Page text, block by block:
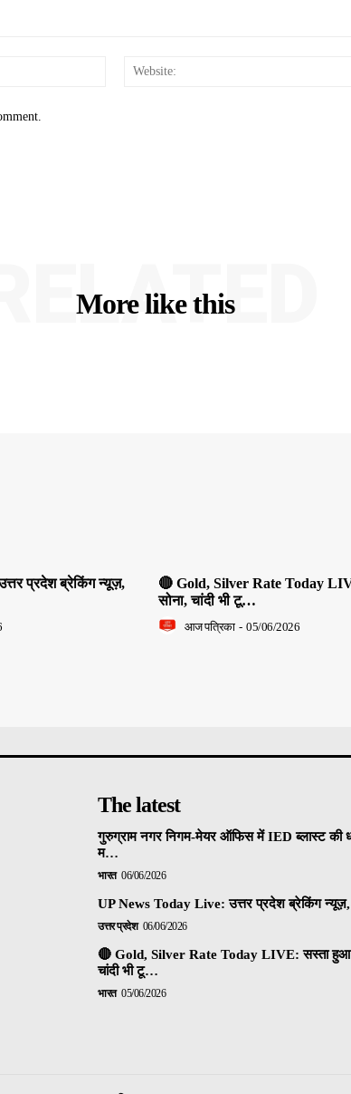
Email:*
More like this
RELATED
प्रदेश ब्रेकिंग न्यूज़,
🔴 Gold, Silver Rate Today
सोना, चांदी भी टू…
आज पत्रिका - 05/06/2026
The latest
गुरुग्राम नगर निगम-मेयर ऑफिस में IED ब्लास्ट की
म…
भारत 06/06/2026
UP News Today Live: उत्तर प्रदेश ब्रेकिंग
उत्तर प्रदेश 06/06/2026
🔴 Gold, Silver Rate Today LIVE: सस्ता हुआ
चांदी भी टू…
भारत 05/06/2026